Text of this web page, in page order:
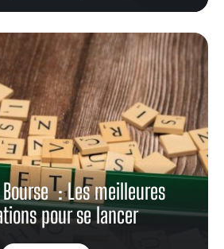
: Les meilleures
pour se lancer